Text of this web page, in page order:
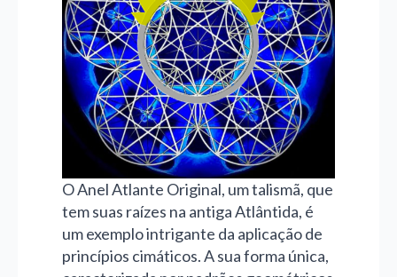
O Anel Atlante Original, um talismã, que
tem suas raízes na antiga Atlântida, é
um exemplo intrigante da aplicação de
princípios cimáticos. A sua forma única,